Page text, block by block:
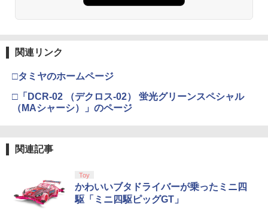
関連リンク
□タミヤのホームページ
□「DCR-02 （デクロス-02） 蛍光グリーンスペシャル
（MAシャーシ）」のページ
関連記事
Toy
かわいいブタドライバーが乗ったミニ四
駆「ミニ四駆ピッグGT」